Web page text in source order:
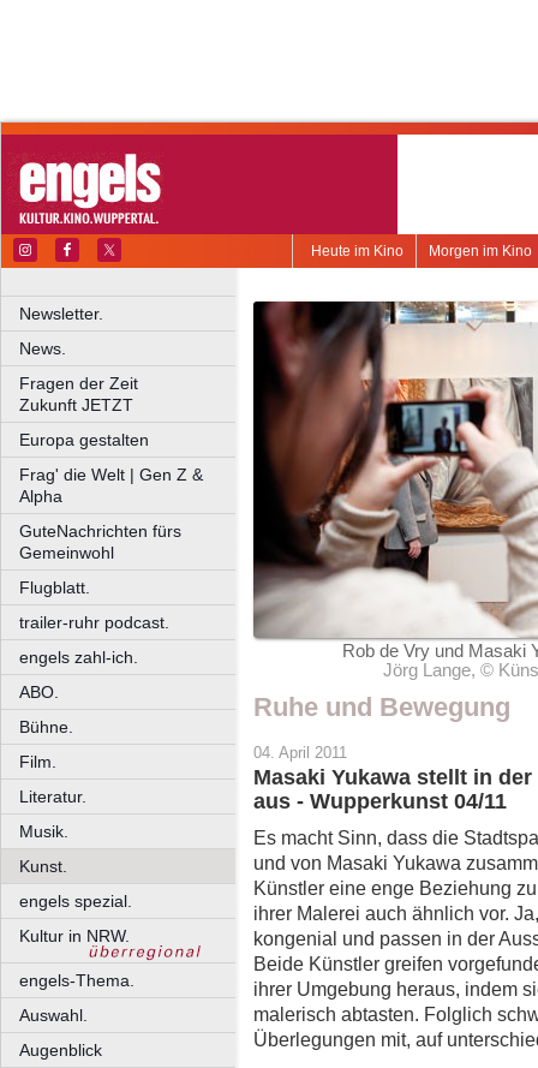
Morgen im Kino
Heute im Kino
Newsletter.
News.
Fragen der Zeit
Zukunft JETZT
Europa gestalten
Frag' die Welt | Gen Z &
Alpha
GuteNachrichten fürs
Gemeinwohl
Flugblatt.
trailer-ruhr podcast.
engels zahl-ich.
ABO.
Bühne.
Film.
Literatur.
Musik.
Kunst.
engels spezial.
Kultur in NRW.
engels-Thema.
Auswahl.
Augenblick
Rob de Vry und Masaki
Jörg Lange, ©
Ruhe und Bewegung
04. April 2011
Masaki Yukawa stellt in
aus - Wupperkunst 04/11
Es macht Sinn, dass die
und von Masaki Yukawa
Künstler eine enge Beziehung
ihrer Malerei auch ähnlich vor.
kongenial und passen in der
Beide Künstler greifen
ihrer Umgebung heraus, indem
malerisch abtasten. Folglich
Überlegungen mit, auf